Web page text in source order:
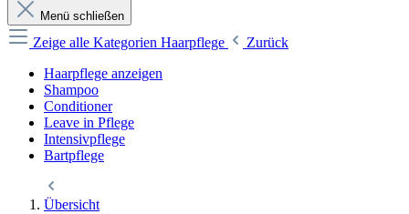
Menü schließen
Zeige alle Kategorien Haarpflege
Zurück
Haarpflege anzeigen
Shampoo
Conditioner
Leave in Pflege
Intensivpflege
Bartpflege
Übersicht